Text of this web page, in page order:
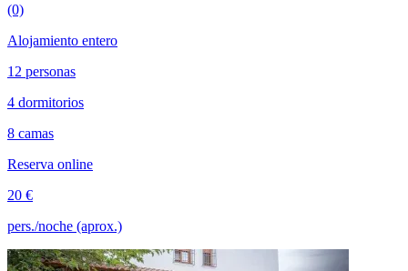
(0)
Alojamiento entero
12 personas
4 dormitorios
8 camas
Reserva online
20 €
pers./noche (aprox.)